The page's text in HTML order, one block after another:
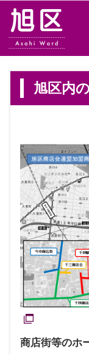
旭区内
商店街等のホ